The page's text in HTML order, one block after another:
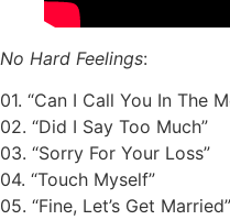
No Hard Feelings:
01. “Can I Call You In The
02. “Did I Say Too Much”
03. “Sorry For Your Loss”
04. “Touch Myself”
05. “Fine, Let’s Get Married”